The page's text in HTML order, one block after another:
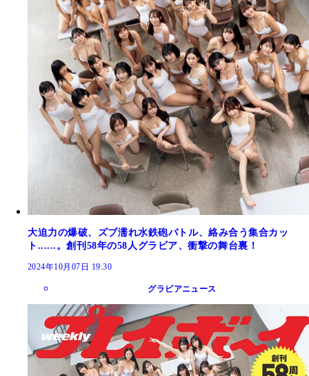
大迫力の爆破、ズブ濡れ水鉄砲バトル、絡み合う集合カッ
ト......。創刊58年の58人グラビア、衝撃の舞台裏！
2024年10月07日 19:30
グラビアニュース